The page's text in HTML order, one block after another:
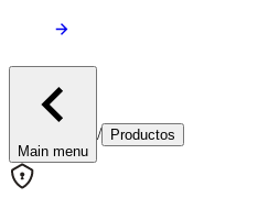
Main menu
/ Productos